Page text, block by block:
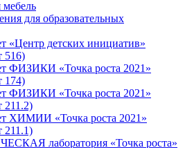
для образовательных
«Центр детских инициатив»
516)
ФИЗИКИ «Точка роста 2021»
174)
ФИЗИКИ «Точка роста 2021»
211.2)
ХИМИИ «Точка роста 2021»
211.1)
лаборатория «Точка роста»